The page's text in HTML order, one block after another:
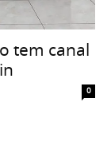
tem canal
0